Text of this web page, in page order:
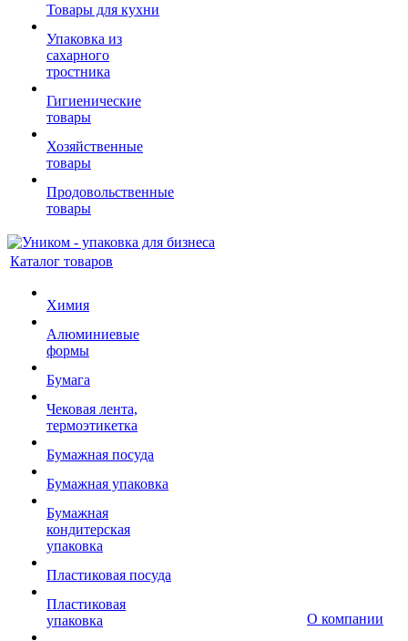
Товары для кухни
Упаковка из
сахарного
тростника
Гигиенические
товары
Хозяйственные
товары
Продовольственные
товары
Каталог товаров
Химия
Алюминиевые
формы
Бумага
Чековая лента,
термоэтикетка
Бумажная посуда
Бумажная упаковка
Бумажная
кондитерская
упаковка
Пластиковая посуда
Пластиковая
упаковка
О компании